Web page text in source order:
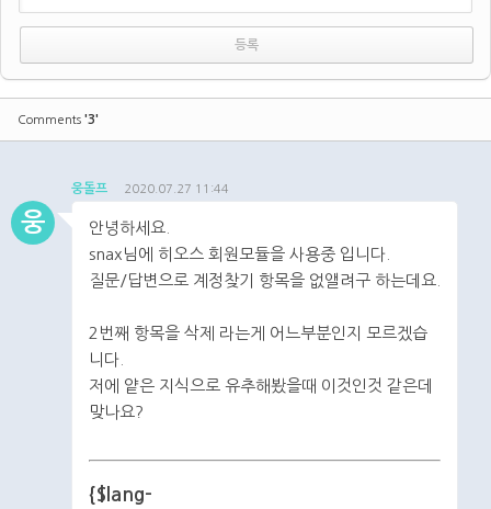
Comments '3'
웅
웅돌프 2020.07.27 11:44
안녕하세요.
snax님에 히오스 회원모듈을 사용중 입니다.
질문/답변으로 계정찾기 항목을 없앨려구 하는데요.
2번째 항목을 삭제 라는게 어느부분인지 모르겠습
니다.
저에 얕은 지식으로 유추해봤을때 이것인것 같은데
맞나요?
{$lang-